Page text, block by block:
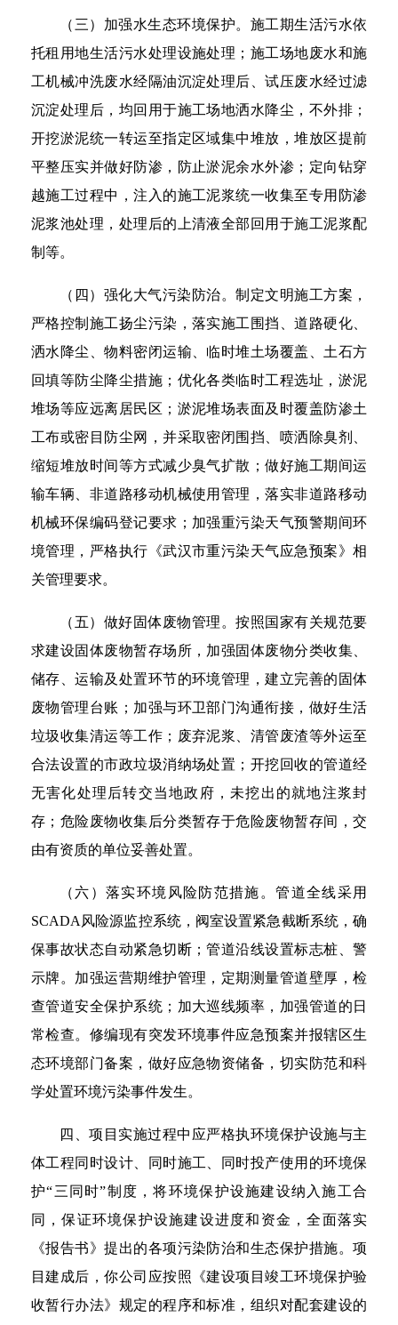
（三）加强水生态环境保护。施工期生活污水依
托租用地生活污水处理设施处理；施工场地废水和施
工机械冲洗废水经隔油沉淀处理后、试压废水经过滤
沉淀处理后，均回用于施工场地洒水降尘，不外排；
开挖淤泥统一转运至指定区域集中堆放，堆放区提前
平整压实并做好防渗，防止淤泥余水外渗；定向钻穿
越施工过程中，注入的施工泥浆统一收集至专用防渗
泥浆池处理，处理后的上清液全部回用于施工泥浆配
制等。
（四）强化大气污染防治。制定文明施工方案，
严格控制施工扬尘污染，落实施工围挡、道路硬化、
洒水降尘、物料密闭运输、临时堆土场覆盖、土石方
回填等防尘降尘措施；优化各类临时工程选址，淤泥
堆场等应远离居民区；淤泥堆场表面及时覆盖防渗土
工布或密目防尘网，并采取密闭围挡、喷洒除臭剂、
缩短堆放时间等方式减少臭气扩散；做好施工期间运
输车辆、非道路移动机械使用管理，落实非道路移动
机械环保编码登记要求；加强重污染天气预警期间环
境管理，严格执行《武汉市重污染天气应急预案》相
关管理要求。
（五）做好固体废物管理。按照国家有关规范要
求建设固体废物暂存场所，加强固体废物分类收集、
储存、运输及处置环节的环境管理，建立完善的固体
废物管理台账；加强与环卫部门沟通衔接，做好生活
垃圾收集清运等工作；废弃泥浆、清管废渣等外运至
合法设置的市政垃圾消纳场处置；开挖回收的管道经
无害化处理后转交当地政府，未挖出的就地注浆封
存；危险废物收集后分类暂存于危险废物暂存间，交
由有资质的单位妥善处置。
（六）落实环境风险防范措施。管道全线采用
SCADA风险源监控系统，阀室设置紧急截断系统，确
保事故状态自动紧急切断；管道沿线设置标志桩、警
示牌。加强运营期维护管理，定期测量管道壁厚，检
查管道安全保护系统；加大巡线频率，加强管道的日
常检查。修编现有突发环境事件应急预案并报辖区生
态环境部门备案，做好应急物资储备，切实防范和科
学处置环境污染事件发生。
四、项目实施过程中应严格执环境保护设施与主
体工程同时设计、同时施工、同时投产使用的环境保
护“三同时”制度，将环境保护设施建设纳入施工合
同，保证环境保护设施建设进度和资金，全面落实
《报告书》提出的各项污染防治和生态保护措施。项
目建成后，你公司应按照《建设项目竣工环境保护验
收暂行办法》规定的程序和标准，组织对配套建设的